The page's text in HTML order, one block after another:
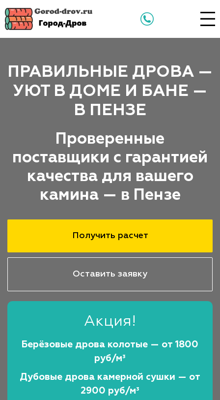
ПРАВИЛЬНЫЕ ДРОВА —
УЮТ В ДОМЕ И БАНЕ —
В ПЕНЗЕ
Проверенные
поставщики с гарантией
качества для вашего
камина — в Пензе
Получить расчет
Оставить заявку
Акция!
Берёзовые дрова колотые — от 1800
руб/м³
Дубовые дрова камерной сушки — от
2900 руб/м³